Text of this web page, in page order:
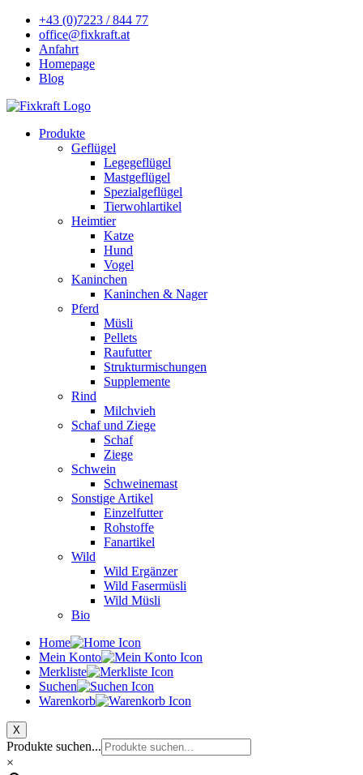
+43 (0)7223 / 844 77
office@fixkraft.at
Anfahrt
Homepage
Blog
Produkte
Geflügel
Legegeflügel
Mastgeflügel
Spezialgeflügel
Tierwohlartikel
Heimtier
Katze
Hund
Vogel
Kaninchen
Kaninchen & Nager
Pferd
Müsli
Pellets
Raufutter
Strukturmischungen
Supplemente
Rind
Milchvieh
Schaf und Ziege
Schaf
Ziege
Schwein
Schweinemast
Sonstige Artikel
Einzelfutter
Rohstoffe
Fanartikel
Wild
Wild Ergänzer
Wild Fasermüsli
Wild Müsli
Bio
Home
Mein Konto
Merkliste
Suchen
Warenkorb
X
Produkte suchen...
×